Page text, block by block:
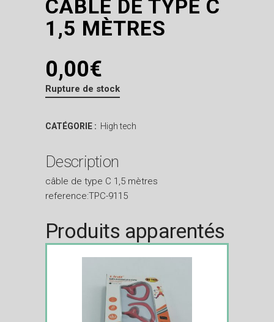
CÂBLE DE TYPE C
1,5 MÈTRES
0,00€
Rupture de stock
CATÉGORIE : High tech
Description
câble de type C 1,5 mètres
reference:TPC-9115
Produits apparentés